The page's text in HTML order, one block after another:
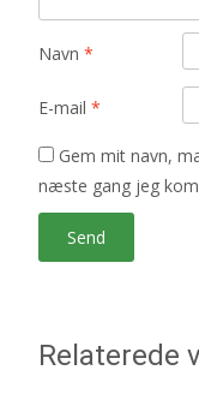
Navn *
E-mail *
Gem mit navn,
næste gang jeg
Relaterede